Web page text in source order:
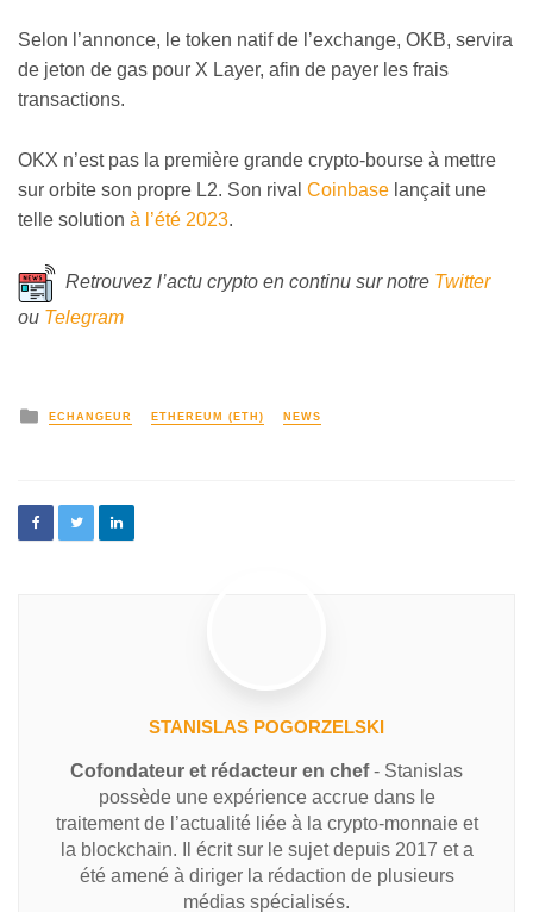
Selon l’annonce, le token natif de l’exchange, OKB, servira
de jeton de gas pour X Layer, afin de payer les frais
transactions.
OKX n’est pas la première grande crypto-bourse à mettre
sur orbite son propre L2. Son rival Coinbase lançait une
telle solution à l’été 2023.
Retrouvez l’actu crypto en continu sur notre Twitter
ou Telegram
ECHANGEUR ETHEREUM (ETH) NEWS
STANISLAS POGORZELSKI
Cofondateur et rédacteur en chef- Stanislas
possède une expérience accrue dans le
traitement de l’actualité liée à la crypto-monnaie et
la blockchain. Il écrit sur le sujet depuis 2017 et a
été amené à diriger la rédaction de plusieurs
médias spécialisés.